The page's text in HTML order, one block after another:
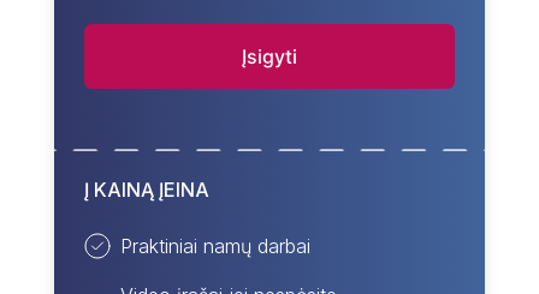
Įsigyti
Į KAINĄ ĮEINA
Praktiniai namų darbai